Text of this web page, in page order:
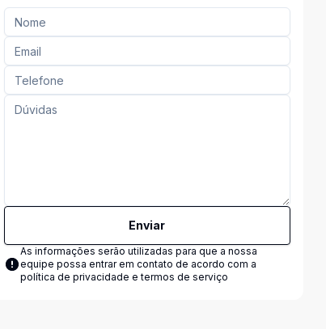
Enviar
As informações serão utilizadas para que a nossa
equipe possa entrar em contato de acordo com a
política de privacidade e termos de serviço